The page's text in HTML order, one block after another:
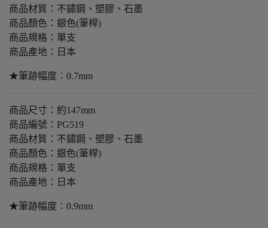
商品材質：不鏽鋼、塑膠、石墨
商品顏色：銀色(筆桿)
商品規格：單支
商品產地：日本
★筆跡幅度︰0.7mm
商品尺寸：約147mm
商品編號：PG519
商品材質：不鏽鋼、塑膠、石墨
商品顏色：銀色(筆桿)
商品規格：單支
商品產地：日本
★筆跡幅度︰0.9mm